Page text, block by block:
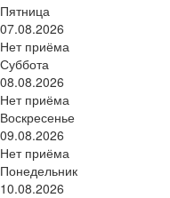
Пятница
07.08.2026
Нет приёма
Суббота
08.08.2026
Нет приёма
Воскресенье
09.08.2026
Нет приёма
Понедельник
10.08.2026